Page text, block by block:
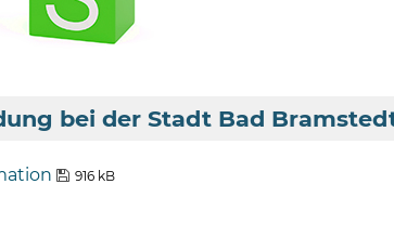
bei der Stadt Bad
916 kB